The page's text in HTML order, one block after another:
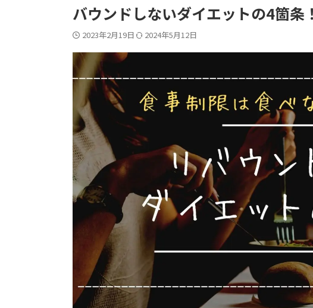
バウンドしないダイエットの4箇条！
2023年2月19日 2024年5月12日